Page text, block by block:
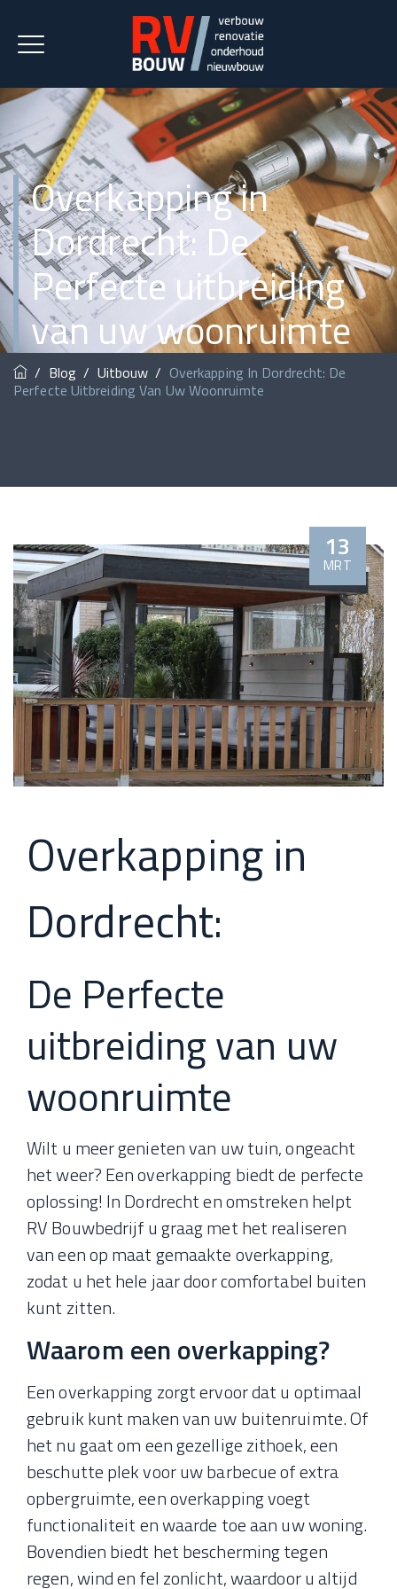
Overkapping in
Dordrecht: De
Perfecte uitbreiding
van uw woonruimte
/ Blog / Uitbouw / Overkapping In Dordrecht: De
Perfecte Uitbreiding Van Uw Woonruimte
13
MRT
Overkapping in
Dordrecht:
De Perfecte
uitbreiding van uw
woonruimte
Wilt u meer genieten van uw tuin, ongeacht
het weer? Een overkapping biedt de perfecte
oplossing! In Dordrecht en omstreken helpt
RV Bouwbedrijf u graag met het realiseren
van een op maat gemaakte overkapping,
zodat u het hele jaar door comfortabel buiten
kunt zitten.
Waarom een overkapping?
Een overkapping zorgt ervoor dat u optimaal
gebruik kunt maken van uw buitenruimte. Of
het nu gaat om een gezellige zithoek, een
beschutte plek voor uw barbecue of extra
opbergruimte, een overkapping voegt
functionaliteit en waarde toe aan uw woning.
Bovendien biedt het bescherming tegen
regen, wind en fel zonlicht, waardoor u altijd